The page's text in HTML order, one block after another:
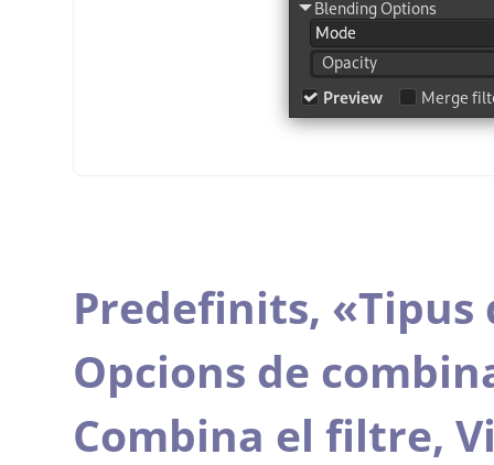
Predefinits, «Tipus
Opcions de
Combina el filtre,